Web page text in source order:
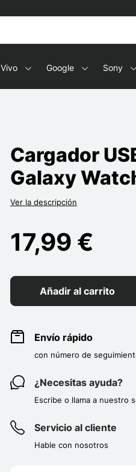
Vivo Google Sony
Cargador
Galaxy
Ver la descripción
17,99 €
Añadir al carrito
Envío rápido
con número de
¿Necesitas ayuda?
Escribe o llama a nuestro
Servicio al cliente
Hable con nosotros